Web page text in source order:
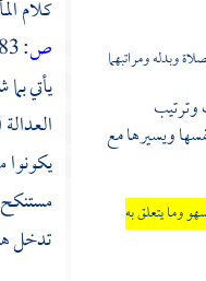
وبدله ومراتبهما
وترتيب
ويسيرها مع
وما يتعلق به
كلام
ص:
يأتي
تدخل